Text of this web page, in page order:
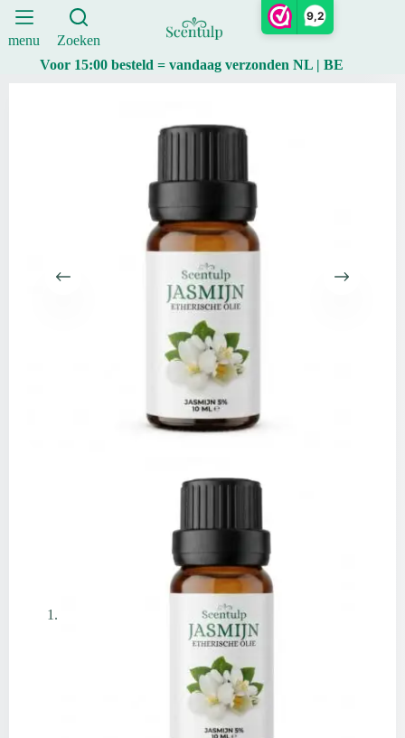
9,2
Ga
naar
demenu
Zoeken
Voor 15:00 besteld = vandaag verzonden NL | BE
10ml